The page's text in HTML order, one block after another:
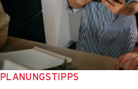
PLANUNGSTIPPS